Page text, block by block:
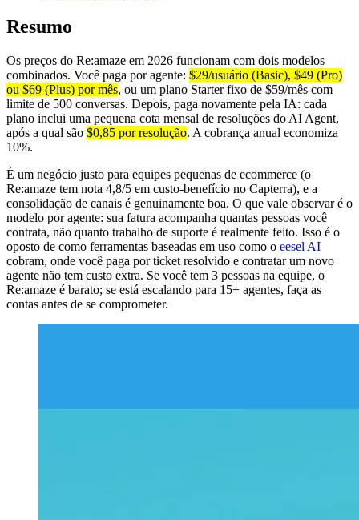
Resumo
Os preços do Re:amaze em 2026 funcionam com dois modelos
combinados. Você paga por agente: $29/usuário (Basic), $49 (Pro)
ou $69 (Plus) por mês, ou um plano Starter fixo de $59/mês com
limite de 500 conversas. Depois, paga novamente pela IA: cada
plano inclui uma pequena cota mensal de resoluções do AI Agent,
após a qual são $0,85 por resolução. A cobrança anual economiza
10%.
É um negócio justo para equipes pequenas de ecommerce (o
Re:amaze tem nota 4,8/5 em custo-benefício no Capterra), e a
consolidação de canais é genuinamente boa. O que vale observar é o
modelo por agente: sua fatura acompanha quantas pessoas você
contrata, não quanto trabalho de suporte é realmente feito. Isso é o
oposto de como ferramentas baseadas em uso como o eesel AI
cobram, onde você paga por ticket resolvido e contratar um novo
agente não tem custo extra. Se você tem 3 pessoas na equipe, o
Re:amaze é barato; se está escalando para 15+ agentes, faça as
contas antes de se comprometer.